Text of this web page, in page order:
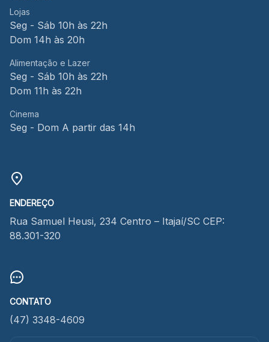
Lojas
Seg - Sáb 10h às 22h
Dom 14h às 20h
Alimentação e Lazer
Seg - Sáb 10h às 22h
Dom 11h às 22h
Cinema
Seg - Dom A partir das 14h
ENDEREÇO
Rua Samuel Heusi, 234 Centro – Itajaí/SC CEP:
88.301-320
CONTATO
(47) 3348-4609